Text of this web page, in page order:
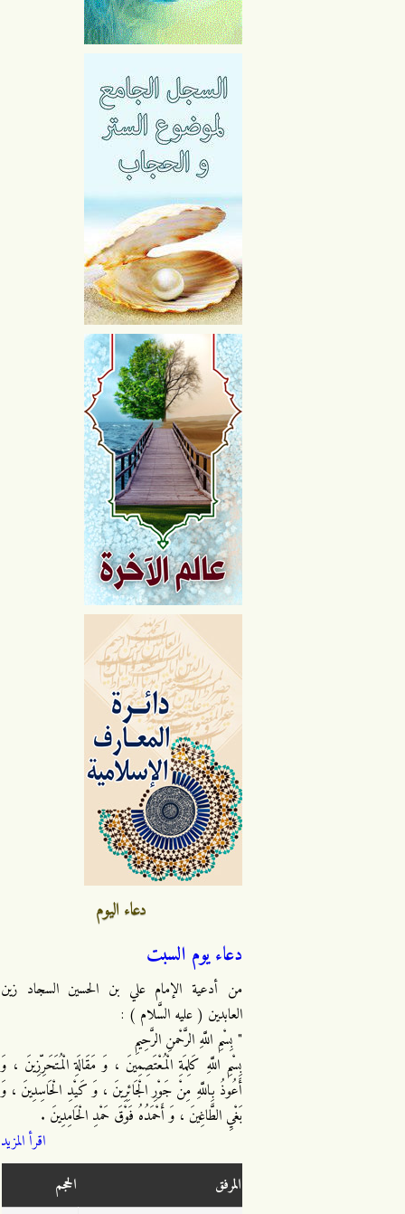
دعاء اليوم
دعاء يوم السبت
من أدعية الإمام علي بن الحسين السجاد زين
العابدين ( عليه السَّلام ) :
" بِسْمِ اللَّهِ الرَّحْمنِ الرَّحِيمِ
بِسْمِ اللَّهِ كَلِمَةِ الْمُعْتَصِمِينَ ، وَ مَقَالَةِ الْمُتَحَرِّزِينَ ، وَ
أَعُوذُ بِاللَّهِ مِنْ جَوْرِ الْجَائِرِينَ ، وَ كَيْدِ الْحَاسِدِينَ ، وَ
بَغْيِ الطَّاغِينَ ، وَ أَحْمَدُهُ فَوْقَ حَمْدِ الْحَامِدِينَ .
اقرأ المزيد
المرفق
الحجم